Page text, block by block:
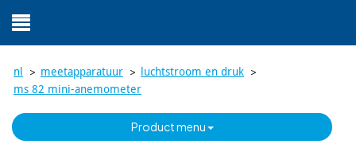
nl > meetapparatuur > luchtstroom en druk >
ms 82 mini-anemometer
product menu